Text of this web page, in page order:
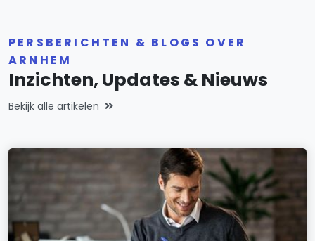
PERSBERICHTEN & BLOGS OVER
ARNHEM
Inzichten, Updates & Nieuws
Bekijk alle artikelen